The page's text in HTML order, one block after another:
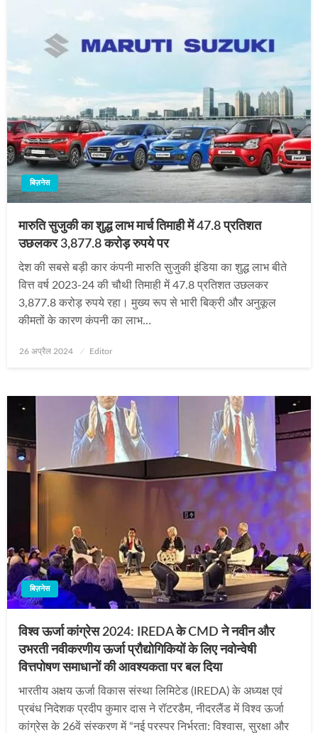
बिज़नेस
मारुति सुजुकी का शुद्ध लाभ मार्च तिमाही में 47.8 प्रतिशत
उछलकर 3,877.8 करोड़ रुपये पर
देश की सबसे बड़ी कार कंपनी मारुति सुजुकी इंडिया का शुद्ध लाभ बीते
वित्त वर्ष 2023-24 की चौथी तिमाही में 47.8 प्रतिशत उछलकर
3,877.8 करोड़ रुपये रहा। मुख्य रूप से भारी बिक्री और अनुकूल
कीमतों के कारण कंपनी का लाभ…
Posted
26 अप्रैल 2024 Editor
बिज़नेस
विश्व ऊर्जा कांग्रेस 2024: IREDA के CMD ने नवीन और
उभरती नवीकरणीय ऊर्जा प्रौद्योगिकियों के लिए नवोन्वेषी
वित्तपोषण समाधानों की आवश्यकता पर बल दिया
भारतीय अक्षय ऊर्जा विकास संस्था लिमिटेड (IREDA) के अध्यक्ष एवं
प्रबंध निदेशक प्रदीप कुमार दास ने रॉटरडैम, नीदरलैंड में विश्व ऊर्जा
कांग्रेस के 26वें संस्करण में “नई परस्पर निर्भरता: विश्वास, सुरक्षा और